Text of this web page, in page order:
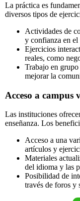
La práctica es
diversos tipos de
Actividades de
y confianza en
Ejercicios
reales, como
Trabajo en
mejorar la
Acceso a
Las instituciones
enseñanza. Los
Acceso a una
artículos y
Materiales
del idioma y las
Posibilidad de
través de foros y